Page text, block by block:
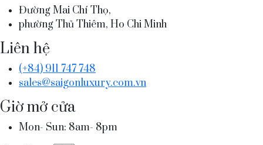
Đường Mai Chí Thọ,
phường Thủ Thiêm, Ho Chi Minh
Liên hệ
(+84) 911 747 748
sales@saigonluxury.com.vn
Giờ mở cửa
Mon- Sun: 8am- 8pm